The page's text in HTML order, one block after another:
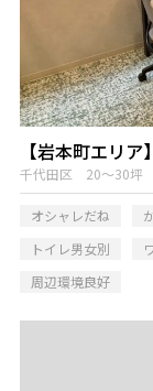
【岩本町エリ
千代田区 20～30坪
オシャレだね
トイレ男女別
周辺環境良好